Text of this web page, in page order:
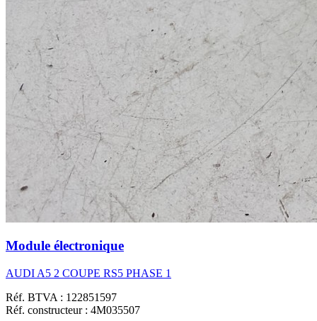
Module électronique
AUDI A5 2 COUPE RS5 PHASE 1
Réf. BTVA : 122851597
Réf. constructeur : 4M035507